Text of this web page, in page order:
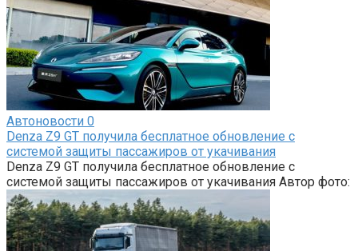
Автоновости 0
Denza Z9 GT получила бесплатное обновление с
системой защиты пассажиров от укачивания
Denza Z9 GT получила бесплатное обновление с
системой защиты пассажиров от укачивания Автор фото: